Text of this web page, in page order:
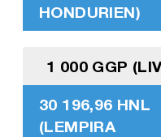
HONDURIEN)
1 000 GGP
30 196,96 HNL
(LEMPIRA